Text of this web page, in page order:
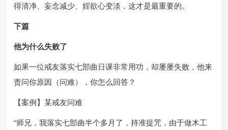
得清净、妄念减少、婬欲心变淡，这才是最重要的。
下篇
他为什么失败了
如果一位戒友落实七部曲日课非常用功，却屡屡失败，他来
责问你原因（问难），你怎么回答？
【案例】某戒友问难
“师兄，我落实七部曲半个多月了，持准提咒，由于做木工